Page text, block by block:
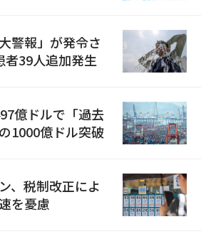
警報」が発令さ
者39人追加発生
億ドルで「過去
1000億ドル突破
、税制改正によ
を憂慮